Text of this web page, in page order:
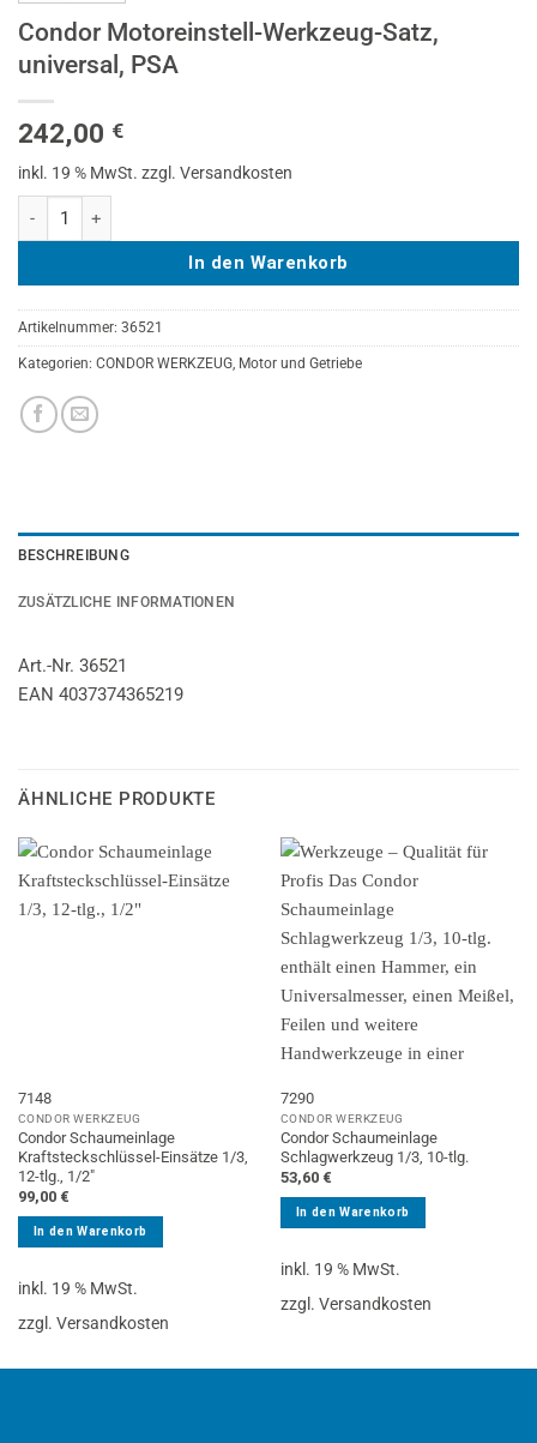
Condor Motoreinstell-Werkzeug-Satz,
universal, PSA
242,00 €
inkl. 19 % MwSt. zzgl. Versandkosten
In den Warenkorb
Artikelnummer: 36521
Kategorien: CONDOR WERKZEUG, Motor und Getriebe
BESCHREIBUNG
ZUSÄTZLICHE INFORMATIONEN
Art.-Nr. 36521
EAN 4037374365219
ÄHNLICHE PRODUKTE
7148
CONDOR WERKZEUG
Condor Schaumeinlage
Kraftsteckschlüssel-Einsätze 1/3,
12-tlg., 1/2″
99,00 €
In den Warenkorb
inkl. 19 % MwSt.
zzgl. Versandkosten
7290
CONDOR WERKZEUG
Condor Schaumeinlage
Schlagwerkzeug 1/3, 10-tlg.
53,60 €
In den Warenkorb
inkl. 19 % MwSt.
zzgl. Versandkosten